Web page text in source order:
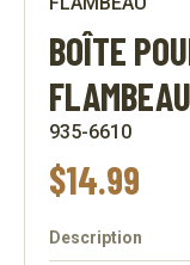
BOÎTE
FLAMBEAU
935-6610
$14.99
Description